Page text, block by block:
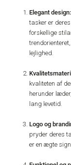
Elegant design:
tasker er
forskellige
lejlighed.
kvaliteten af
herunder
lang levetid.
Logo og
pryder deres
er en ægte